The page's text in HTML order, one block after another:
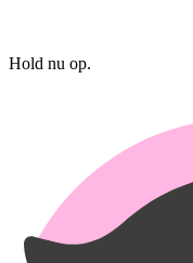
Hold nu op.